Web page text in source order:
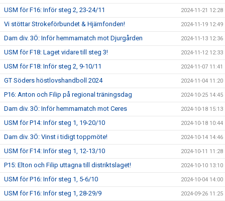
USM för F16: Inför steg 2, 23-24/11 2024-11-21 12:28
Vi stöttar Strokeförbundet & Hjärnfonden! 2024-11-19 12:49
Dam div. 3Ö: Inför hemmamatch mot Djurgården 2024-11-13 12:36
USM för F18: Laget vidare till steg 3! 2024-11-12 12:33
USM för F18: Inför steg 2, 9-10/11 2024-11-07 11:41
GT Söders höstlovshandboll 2024 2024-11-04 11:20
P16: Anton och Filip på regional träningsdag 2024-10-25 14:45
Dam div. 3Ö: Inför hemmamatch mot Ceres 2024-10-18 15:13
USM för P14: Inför steg 1, 19-20/10 2024-10-18 10:44
Dam div. 3Ö: Vinst i tidigt toppmöte! 2024-10-14 14:46
USM för F14: Inför steg 1, 12-13/10 2024-10-11 11:28
P15: Elton och Filip uttagna till distriktslaget! 2024-10-10 13:10
USM för P16: Inför steg 1, 5-6/10 2024-10-04 14:00
USM för F16: Inför steg 1, 28-29/9 2024-09-26 11:25